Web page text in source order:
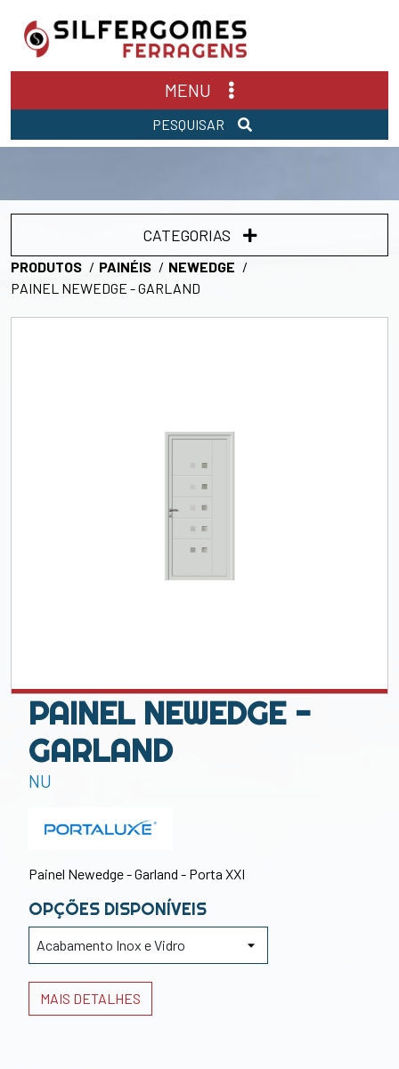
MENU
PESQUISAR
CATEGORIAS
PRODUTOS PAINÉIS
NEWEDGE
PAINEL NEWEDGE - GARLAND
PAINEL NEWEDGE -
GARLAND
NU
Painel Newedge - Garland - Porta XXI
OPÇÕES DISPONÍVEIS
MAIS DETALHES